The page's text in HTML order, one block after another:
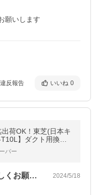
願いします
違反報告 いいね 0
荷OK！東芝(日本キ
】ダクト用換気
タンダード格子 φ100
G10L8)
バー
また機会が有りましたらよろしくお願いし… 2024/5/18